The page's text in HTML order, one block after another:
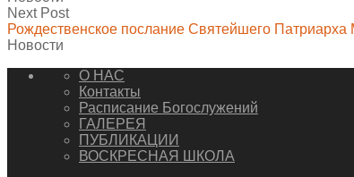
Next Post
Рождественское послание Святейшего Патриарха
Новости
О НАС
Контакты
Расписание Богослужений
ГАЛЕРЕЯ
ПУБЛИКАЦИИ
ВОСКРЕСНАЯ ШКОЛА